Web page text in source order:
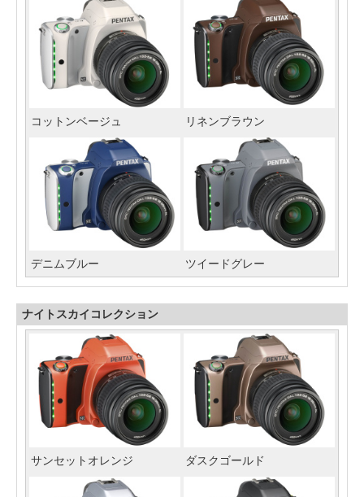
コットンベージュ リネンブラウン
デニムブルー ツイードグレー
ナイトスカイコレクション
サンセットオレンジ ダスクゴールド